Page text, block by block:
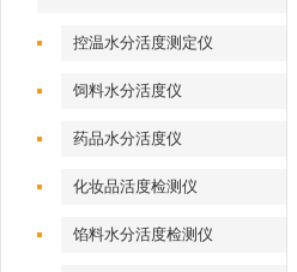
控温水分活度测定仪
饲料水分活度仪
药品水分活度仪
化妆品活度检测仪
馅料水分活度检测仪